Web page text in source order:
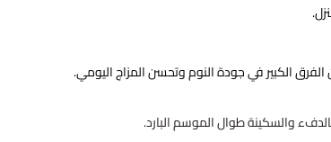
الفرق الكبير في جودة النوم وتحسن المزاج اليومي.
والسكينة طوال الموسم البارد.